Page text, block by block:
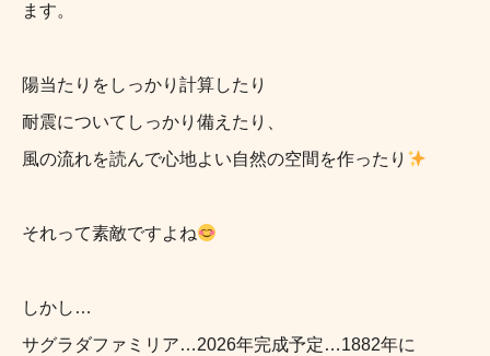
ます。
陽当たりをしっかり計算したり
耐震についてしっかり備えたり、
風の流れを読んで心地よい自然の空間を作ったり
それって素敵ですよね
しかし…
サグラダファミリア…2026年完成予定…1882年に